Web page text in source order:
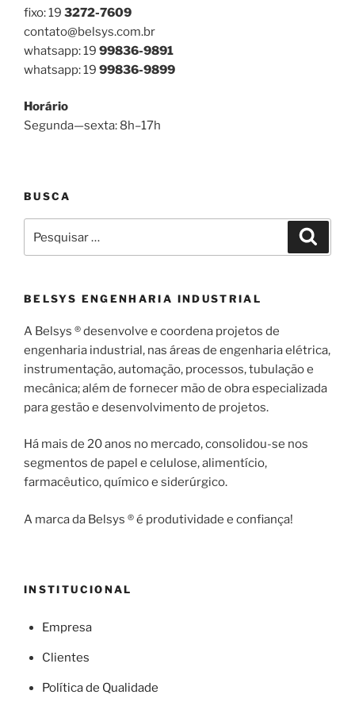
fixo: 19 3272-7609
contato@belsys.com.br
whatsapp: 19 99836-9891
whatsapp: 19 99836-9899
Horário
Segunda—sexta: 8h–17h
BUSCA
por:
BELSYS ENGENHARIA INDUSTRIAL
A Belsys ® desenvolve e coordena projetos de
engenharia industrial, nas áreas de engenharia elétrica,
instrumentação, automação, processos, tubulação e
mecânica; além de fornecer mão de obra especializada
para gestão e desenvolvimento de projetos.
Há mais de 20 anos no mercado, consolidou-se nos
segmentos de papel e celulose, alimentício,
farmacêutico, químico e siderúrgico.
A marca da Belsys ® é produtividade e confiança!
INSTITUCIONAL
Empresa
Clientes
Política de Qualidade